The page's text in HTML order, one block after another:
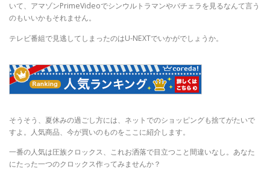
いて、アマゾンPrimeVideoでシンウルトラマンやバチェラを見るなんて言う
のもいいかもそれません。
テレビ番組で見逃してしまったのはU-NEXTでいかがでしょうか。
そうそう、夏休みの過ごし方には、ネットでのショッピングも捨てがたいで
すよ。人気商品、今が買いのものをここに紹介します。
一番の人気は圧族クロックス、これお洒落で目立つこと間違いなし。あなた
にたった一つのクロックス作ってみませんか？